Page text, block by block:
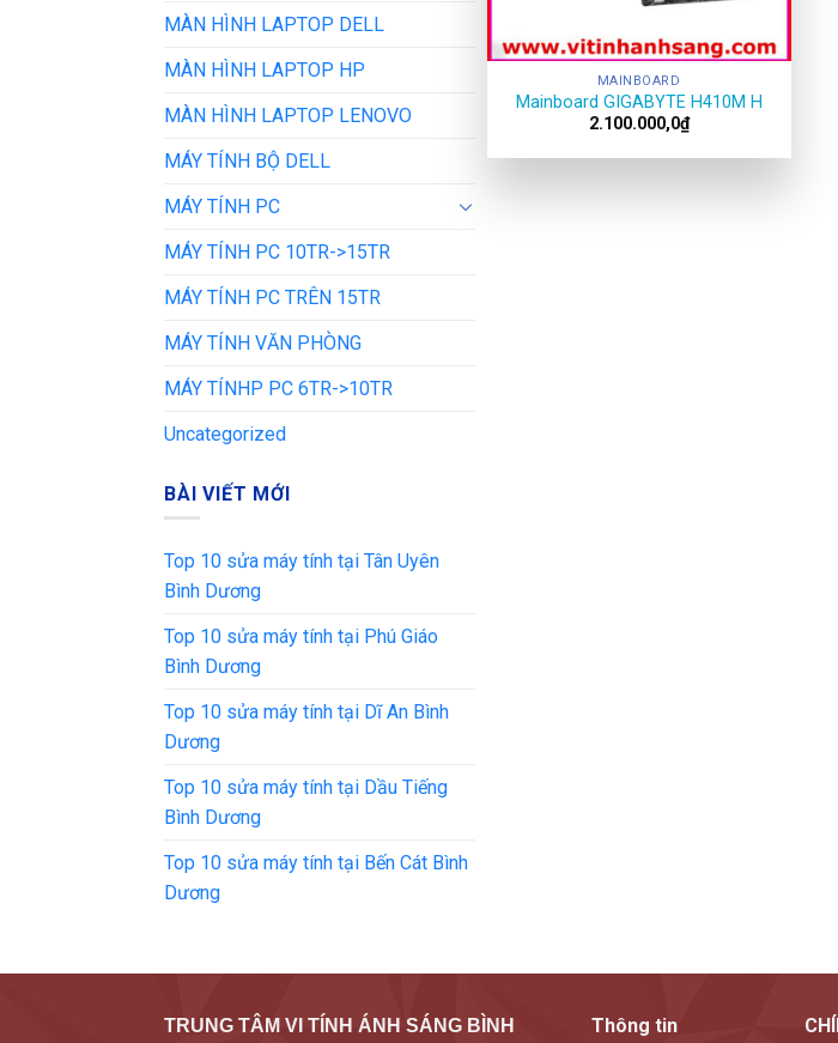
MÀN HÌNH LAPTOP DELL
MÀN HÌNH LAPTOP HP
MÀN HÌNH LAPTOP LENOVO
MÁY TÍNH BỘ DELL
MÁY TÍNH PC
MÁY TÍNH PC 10TR->15TR
MÁY TÍNH PC TRÊN 15TR
MÁY TÍNH VĂN PHÒNG
MÁY TÍNHP PC 6TR->10TR
Uncategorized
BÀI VIẾT MỚI
Top 10 sửa máy tính tại Tân Uyên
Bình Dương
Top 10 sửa máy tính tại Phú Giáo
Bình Dương
Top 10 sửa máy tính tại Dĩ An Bình
Dương
Top 10 sửa máy tính tại Dầu Tiếng
Bình Dương
Top 10 sửa máy tính tại Bến Cát Bình
Dương
MAINBOARD
Mainboard GIGABYTE H410M H
2.100.000,0₫
TRUNG TÂM VI TÍNH ÁNH SÁNG BÌNH Thông tin